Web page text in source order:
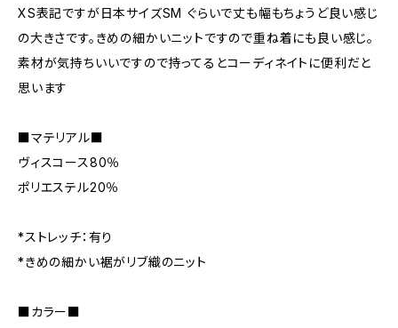
XS表記ですが日本サイズSM ぐらいで丈も幅もちょうど良い感じ
の大きさです。きめの細かいニットですので重ね着にも良い感じ。
素材が気持ちいいですので持ってるとコーディネイトに便利だと
思います
■マテリアル■
ヴィスコース80％
ポリエステル20％
*ストレッチ：有り
*きめの細かい裾がリブ織のニット
■カラー■